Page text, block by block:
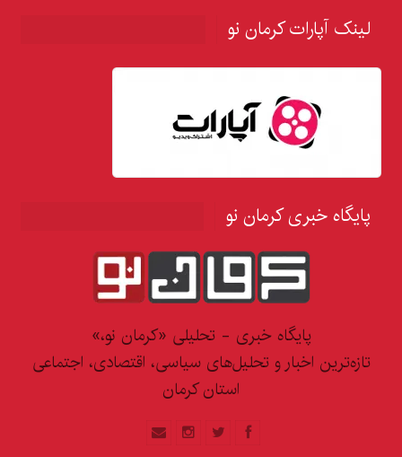
لینک آپارات کرمان نو
پایگاه خبری کرمان نو
پایگاه خبری - تحلیلی «کرمان نو،»
تازه‌ترین اخبار و تحلیل‌های سیاسی، اقتصادی، اجتماعی
استان کرمان